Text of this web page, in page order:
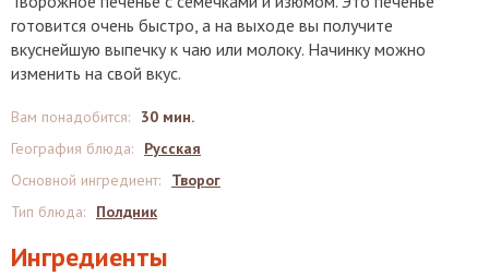
готовится очень быстро, а на выходе вы получите
вкуснейшую выпечку к чаю или молоку. Начинку можно
изменить на свой вкус.
Ингредиенты
Вам понадобится:
30 мин.
География блюда:
Русская
Основной ингредиент:
Творог
Тип блюда: Полдник